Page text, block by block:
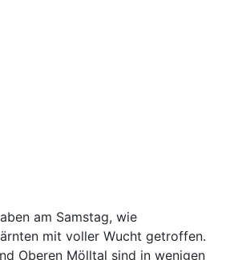
am Samstag, wie
mit voller Wucht getroffen.
Oberen Mölltal sind in wenigen